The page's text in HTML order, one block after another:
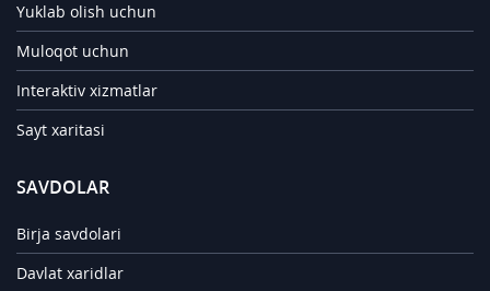
Yuklab olish uchun
Muloqot uchun
Interaktiv xizmatlar
Sayt xaritasi
SAVDOLAR
Birja savdolari
Davlat xaridlar